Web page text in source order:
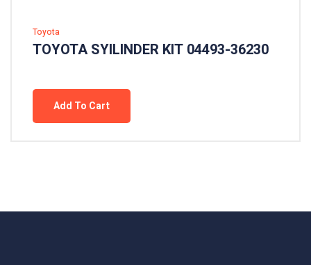
Toyota
TOYOTA SYILINDER KIT 04493-36230
Add To Cart